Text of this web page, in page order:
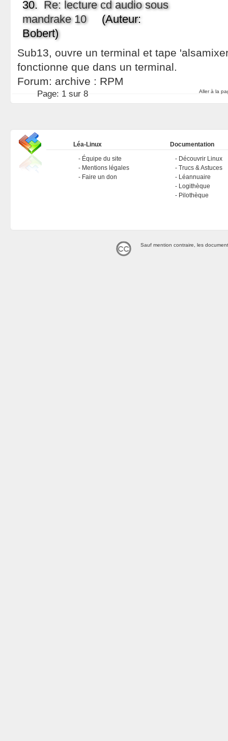
30. Re: lecture cd audio sous
mandrake 10(Auteur:
Bobert)
Sub13, ouvre un terminal et tape
fonctionne que dans un terminal.
Forum: archive : RPM
Aller à la
Page: 1 sur 8
Léa-Linux
Équipe du site
Mentions légales
Faire un don
Documentation
Découvrir Linux
Trucs & Astuces
Léannuaire
Logithèque
Pilothèque
Sauf mention contraire, les